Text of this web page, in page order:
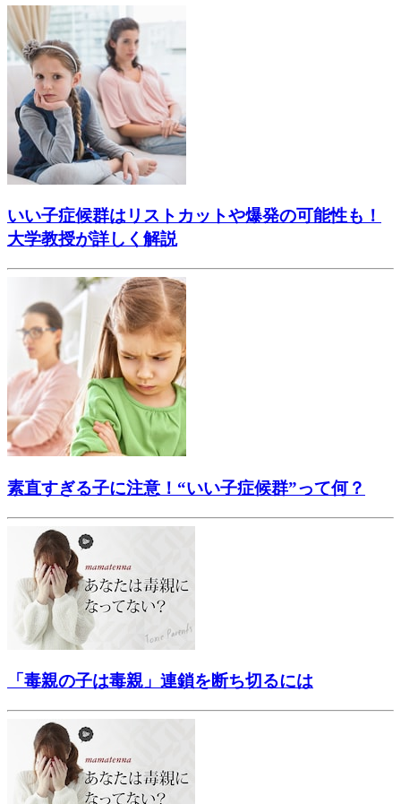
いい子症候群はリストカットや爆発の可能性も！
大学教授が詳しく解説
素直すぎる子に注意！“いい子症候群”って何？
「毒親の子は毒親」連鎖を断ち切るには